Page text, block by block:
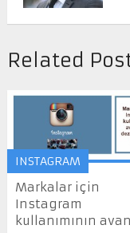
Related
INSTAGRAM
Markalar için
Instagram
kullanımının